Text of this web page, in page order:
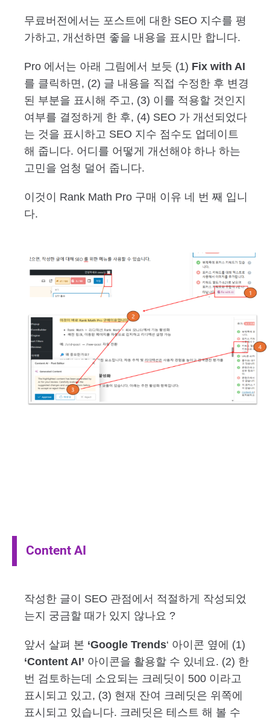
무료버전에서는 포스트에 대한 SEO 지수를 평
가하고, 개선하면 좋을 내용을 표시만 합니다.
Pro 에서는 아래 그림에서 보듯 (1) Fix with AI
를 클릭하면, (2) 글 내용을 직접 수정한 후 변경
된 부분을 표시해 주고, (3) 이를 적용할 것인지
여부를 결정하게 한 후, (4) SEO 가 개선되었다
는 것을 표시하고 SEO 지수 점수도 업데이트
해 줍니다. 어디를 어떻게 개선해야 하나 하는
고민을 엄청 덜어 줍니다.
이것이 Rank Math Pro 구매 이유 네 번 째 입니
다.
Content AI
작성한 글이 SEO 관점에서 적절하게 작성되었
는지 궁금할 때가 있지 않나요 ?
앞서 살펴 본 ‘Google Trends‘ 아이콘 옆에 (1)
‘Content AI’ 아이콘을 활용할 수 있네요. (2) 한
번 검토하는데 소요되는 크레딧이 500 이라고
표시되고 있고, (3) 현재 잔여 크레딧은 위쪽에
표시되고 있습니다. 크레딧은 테스트 해 볼 수